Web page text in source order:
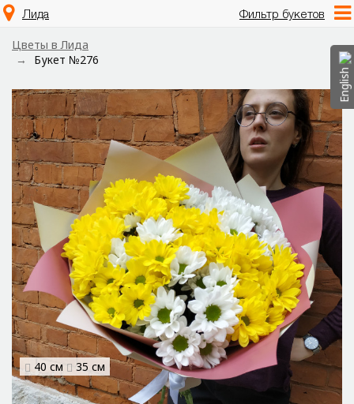
Фильтр букетов
Лида
Цветы в Лида
Букет №276
40 см 35 см
English